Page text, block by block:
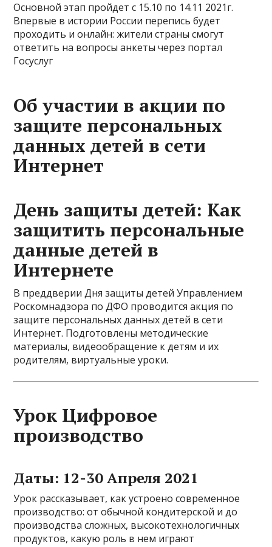
Основной этап пройдет с 15.10 по 14.11 2021г.
Впервые в истории России перепись будет
проходить и онлайн: жители страны смогут
ответить на вопросы анкеты через портал
Госуслуг
Об участии в акции по
защите персональных
данных детей в сети
Интернет
День защиты детей: Как
защитить персональные
данные детей в
Интернете
В преддверии Дня защиты детей Управлением
Роскомнадзора по ДФО проводится акция по
защите персональных данных детей в сети
Интернет. Подготовлены методические
материалы, видеообращение к детям и их
родителям, виртуальные уроки.
Урок Цифровое
производство
Даты: 12-30 Апреля 2021
Урок рассказывает, как устроено современное
производство: от обычной кондитерской и до
производства сложных, высокотехнологичных
продуктов, какую роль в нем играют